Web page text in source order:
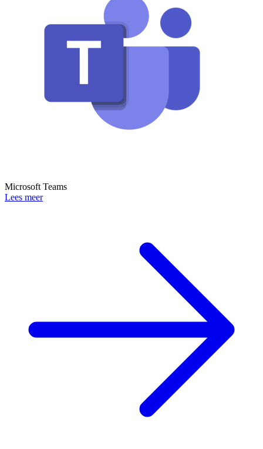
Microsoft Teams
Lees meer